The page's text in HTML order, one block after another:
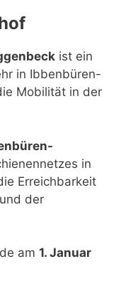
ist ein
in Ibbenbüren-
Mobilität in der
in
Erreichbarkeit
der
am 1. Januar